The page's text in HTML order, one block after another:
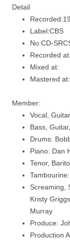
Detail
Recorded:
Label:CBS
No:CD-
Recorded at:
Mixed at:
Mastered at:
Member:
Vocal,
Bass,
Drums:
Piano: Dan
Tenor,
Tambourine:
Screaming,
Kristy
Murray
Produce:
Production